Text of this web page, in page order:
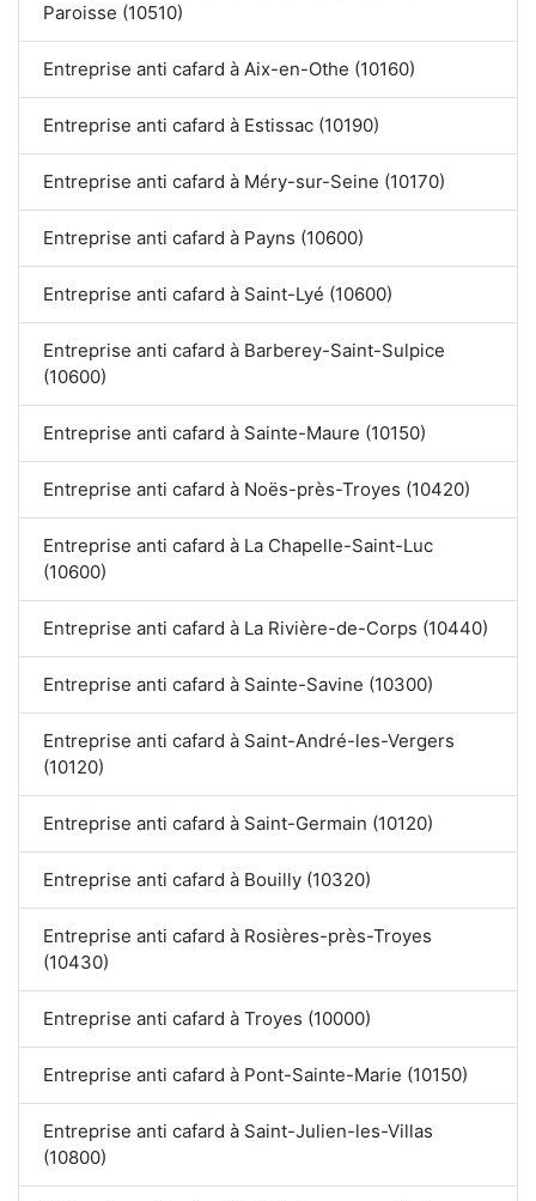
Paroisse (10510)
Entreprise anti cafard à Aix-en-Othe (10160)
Entreprise anti cafard à Estissac (10190)
Entreprise anti cafard à Méry-sur-Seine (10170)
Entreprise anti cafard à Payns (10600)
Entreprise anti cafard à Saint-Lyé (10600)
Entreprise anti cafard à Barberey-Saint-Sulpice
(10600)
Entreprise anti cafard à Sainte-Maure (10150)
Entreprise anti cafard à Noës-près-Troyes (10420)
Entreprise anti cafard à La Chapelle-Saint-Luc
(10600)
Entreprise anti cafard à La Rivière-de-Corps (10440)
Entreprise anti cafard à Sainte-Savine (10300)
Entreprise anti cafard à Saint-André-les-Vergers
(10120)
Entreprise anti cafard à Saint-Germain (10120)
Entreprise anti cafard à Bouilly (10320)
Entreprise anti cafard à Rosières-près-Troyes
(10430)
Entreprise anti cafard à Troyes (10000)
Entreprise anti cafard à Pont-Sainte-Marie (10150)
Entreprise anti cafard à Saint-Julien-les-Villas
(10800)